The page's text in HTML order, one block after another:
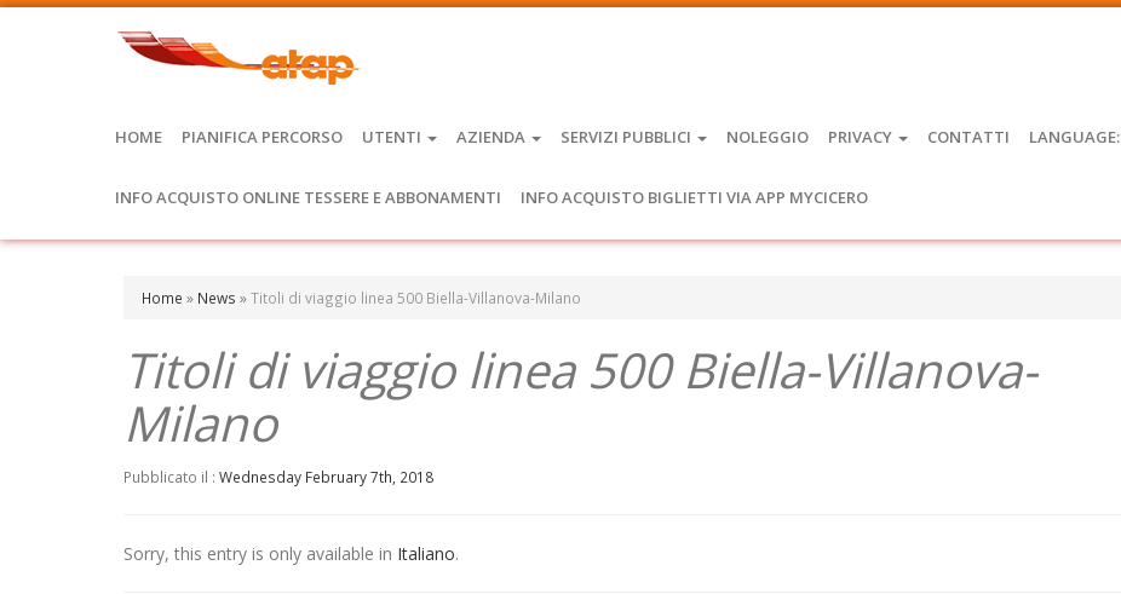
HOME PIANIFICA PERCORSO UTENTI AZIENDA SERVIZI PUBBLICI NOLEGGIO PRIVACY CONTATTI LANGUAGE:
INFO ACQUISTO ONLINE TESSERE E ABBONAMENTI INFO ACQUISTO BIGLIETTI VIA APP MYCICERO
Home » News »Titoli di viaggio linea 500 Biella-Villanova-Milano
Titoli di viaggio linea 500 Biella-Villanova-
Milano
Pubblicato il : Wednesday February 7th, 2018
Sorry, this entry is only available in Italiano.